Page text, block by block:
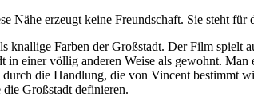
Nähe erzeugt keine Freundschaft. Sie steht
knallige Farben der Großstadt. Der Film
einer völlig anderen Weise als gewohnt.
die Handlung, die von Vincent bestimmt
Großstadt definieren.